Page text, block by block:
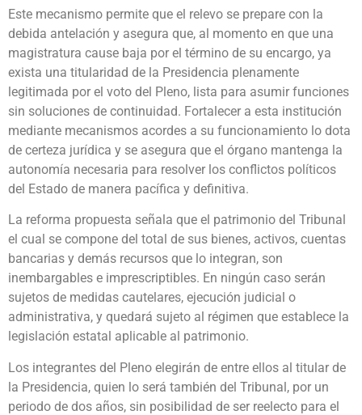
Este mecanismo permite que el relevo se prepare con la
debida antelación y asegura que, al momento en que una
magistratura cause baja por el término de su encargo, ya
exista una titularidad de la Presidencia plenamente
legitimada por el voto del Pleno, lista para asumir funciones
sin soluciones de continuidad. Fortalecer a esta institución
mediante mecanismos acordes a su funcionamiento lo dota
de certeza jurídica y se asegura que el órgano mantenga la
autonomía necesaria para resolver los conflictos políticos
del Estado de manera pacífica y definitiva.
La reforma propuesta señala que el patrimonio del Tribunal
el cual se compone del total de sus bienes, activos, cuentas
bancarias y demás recursos que lo integran, son
inembargables e imprescriptibles. En ningún caso serán
sujetos de medidas cautelares, ejecución judicial o
administrativa, y quedará sujeto al régimen que establece la
legislación estatal aplicable al patrimonio.
Los integrantes del Pleno elegirán de entre ellos al titular de
la Presidencia, quien lo será también del Tribunal, por un
periodo de dos años, sin posibilidad de ser reelecto para el